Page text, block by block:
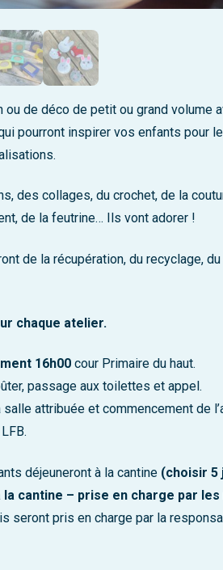
ou de déco de petit ou grand volume
pourront inspirer vos enfants pour
des collages, du crochet, de la
de la feutrine… Ils vont adorer !
de la récupération, du recyclage,
chaque atelier.
16h00 cour Primaire du haut.
passage aux toilettes et appel.
salle attribuée et commencement de
déjeuneront à la cantine (choisir 5
cantine – prise en charge par
seront pris en charge par la